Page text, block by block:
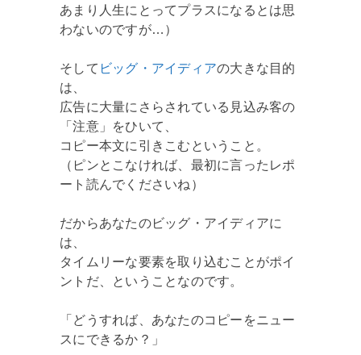
あまり人生にとってプラスになるとは思
わないのですが…）
そして ビッグ・アイディアの大きな目的
は、
広告に大量にさらされている見込み客の
「注意」をひいて、
コピー本文に引きこむということ。
（ピンとこなければ、最初に言ったレポ
ート読んでくださいね）
だからあなたのビッグ・アイディアに
は、
タイムリーな要素を取り込むことがポイ
ントだ、ということなのです。
「どうすれば、あなたのコピーをニュー
スにできるか？」